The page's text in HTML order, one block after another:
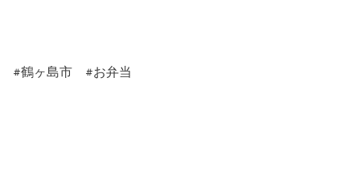
#鶴ヶ島市 #お弁当